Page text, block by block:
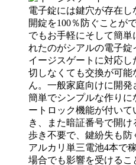
電子錠には鍵穴が存在
開錠を100％防ぐことが
でもお手軽にそして簡単
れたのがシアルの電子錠
イージスゲートに対応
切しなくても交換が可
ん。一般家庭向けに開
簡単でシンプルな作り
ートロック機能が付い
き、また暗証番号で開
歩き不要で、鍵紛失も防
アルカリ単三電池4本で
場合でも影響を受けるこ